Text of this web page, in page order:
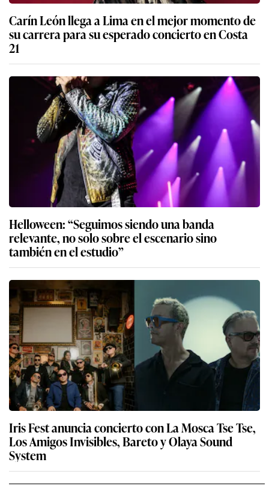
Carín León llega a Lima en el mejor momento de
su carrera para su esperado concierto en Costa
21
Helloween: “Seguimos siendo una banda
relevante, no solo sobre el escenario sino
también en el estudio”
Iris Fest anuncia concierto con La Mosca Tse Tse,
Los Amigos Invisibles, Bareto y Olaya Sound
System